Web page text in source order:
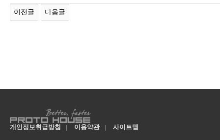
이전글 다음글
개인정보취급방침 | 이용약관 | 사이트맵